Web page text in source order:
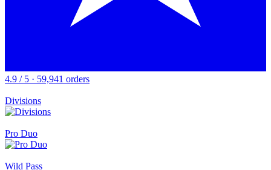
4.9 / 5 · 59,941 orders
Divisions
Pro Duo
Wild Pass